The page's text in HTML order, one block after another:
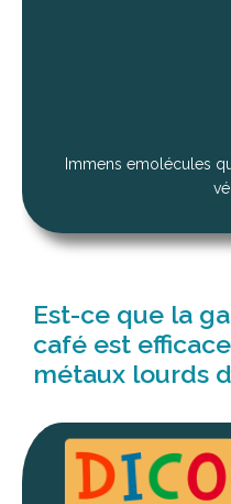
Immens emolécules
Est-ce que la
café est
métaux lourds